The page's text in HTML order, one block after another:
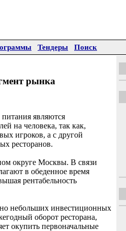
Тендеры Поиск
рынка
являются
на человека, так как,
игроков, а с другой
ресторанов.
округе Москвы. В связи
в обеденное время
рентабельность
небольших инвестиционных
оборот ресторана,
окупить первоначальные